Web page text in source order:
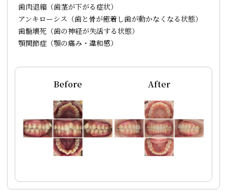
歯肉退縮（歯茎が下がる症状）
アンキローシス（歯と骨が癒着し歯が動かなくなる状態）
歯髄壊死（歯の神経が失活する状態）
顎関節症（顎の痛み・違和感）
Before After